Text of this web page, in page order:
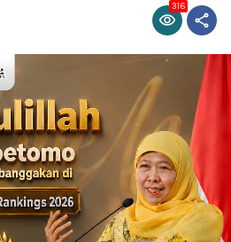
316